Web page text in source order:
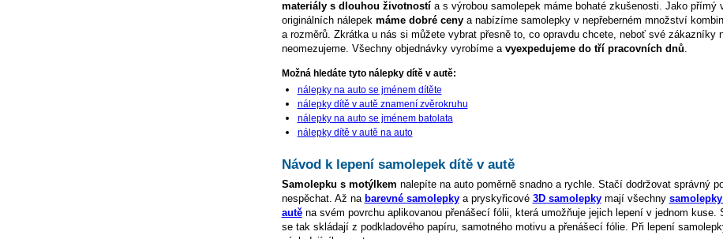
materiály s dlouhou životnostía s výrobou samolepek máme bohaté zkušenosti. Jako přímý
originálních nálepek máme dobré cenya nabízíme samolepky v nepřeberném množství
a rozměrů. Zkrátka u nás si můžete vybrat přesně to, co opravdu chcete, neboť své zákazníky
neomezujeme. Všechny objednávky vyrobíme a vyexpedujeme do tří pracovních dnů.
Možná hledáte tyto nálepky dítě v autě:
nálepky na auto se jménem dítěte
nálepky dítě v autě znamení zvěrokruhu
nálepky na auto se jménem batolata
nálepky dítě v autě na auto
Návod k lepení samolepek dítě v autě
Samolepku s motýlkem nalepíte na auto poměrně snadno a rychle. Stačí dodržovat správný
nespěchat. Až na barevné samolepkya pryskyřicové 3D samolepkymají všechny
autěna svém povrchu aplikovanou přenášecí fólii, která umožňuje jejich lepení v jednom kuse.
se tak skládají z podkladového papíru, samotného motivu a přenášecí fólie. Při lepení